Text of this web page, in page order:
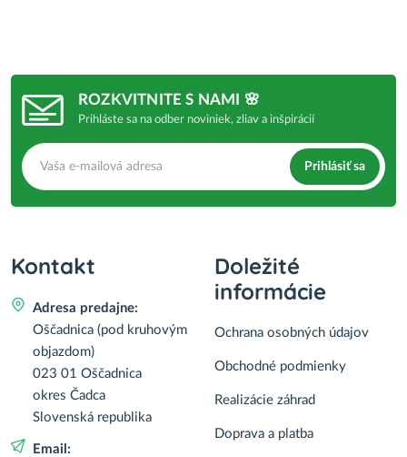
ROZKVITNITE S NAMI 🌸
Prihláste sa na odber noviniek, zliav a inšpirácií
Prihlásiť sa
Kontakt
Adresa predajne:
Oščadnica (pod kruhovým
objazdom)
023 01 Oščadnica
okres Čadca
Slovenská republika
Email:
Doležité
informácie
Ochrana osobných údajov
Obchodné podmienky
Realizácie záhrad
Doprava a platba